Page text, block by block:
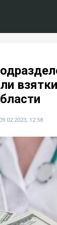
09.02.2023, 12:58